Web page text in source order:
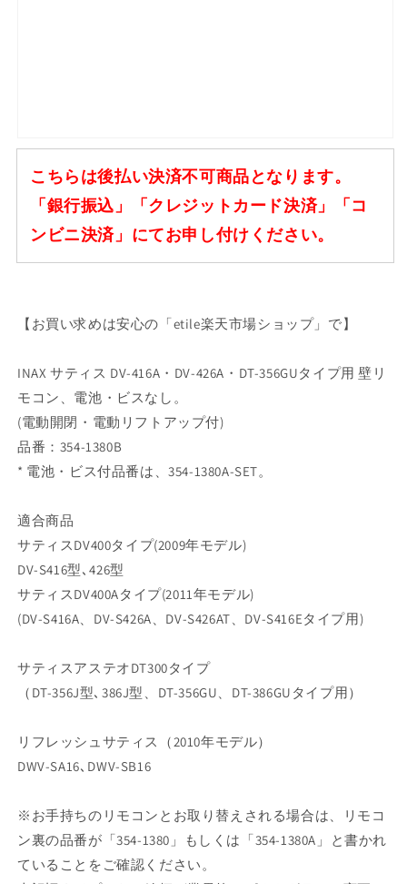
こちらは後払い決済不可商品となります。
「銀行振込」「クレジットカード決済」「コ
ンビニ決済」にてお申し付けください。
【お買い求めは安心の「etile楽天市場ショップ」で】
INAX サティス DV-416A・DV-426A・DT-356GUタイプ用 壁リ
モコン、電池・ビスなし。
(電動開閉・電動リフトアップ付)
品番：354-1380B
* 電池・ビス付品番は、354-1380A-SET。
適合商品
サティスDV400タイプ(2009年モデル)
DV-S416型､426型
サティスDV400Aタイプ(2011年モデル)
(DV-S416A、DV-S426A、DV-S426AT、DV-S416Eタイプ用)
サティスアステオDT300タイプ
（DT-356J型､386J型、DT-356GU、DT-386GUタイプ用）
リフレッシュサティス（2010年モデル）
DWV-SA16､DWV-SB16
※お手持ちのリモコンとお取り替えされる場合は、リモコ
ン裏の品番が「354-1380」もしくは「354-1380A」と書かれ
ていることをご確認ください。